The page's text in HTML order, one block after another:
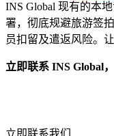
INS Global 现有的本
署，彻底规避旅游签
员扣留及遣返风险。
立即联系 INS Global